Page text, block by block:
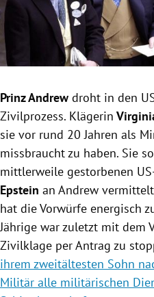
Untermenü
Untermenü
Untermenü
Prinz Andrew droht in den
Zivilprozess. Klägerin
sie vor rund 20 Jahren als
missbraucht zu haben. Sie
mittlerweile gestorbenen
Epstein an Andrew
hat die Vorwürfe energisch
Jährige war zuletzt mit dem
Zivilklage per Antrag zu
ihrem zweitältesten Sohn
Militär alle militärischen